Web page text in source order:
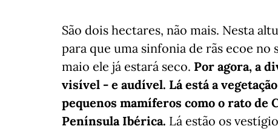
São dois hectares, não mais. Nesta
para que uma sinfonia de rãs ecoe no
maio ele já estará seco. Por agora, a
visível - e audível. Lá está a
pequenos mamíferos como o rato de
Península Ibérica. Lá estão os